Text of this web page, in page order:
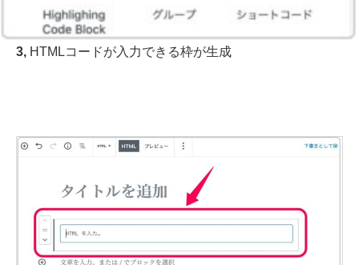
3, HTMLコードが入力できる枠が生成